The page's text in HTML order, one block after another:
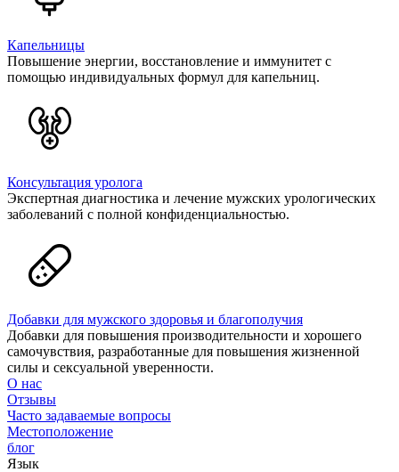
Капельницы
Повышение энергии, восстановление и иммунитет с
помощью индивидуальных формул для капельниц.
Консультация уролога
Экспертная диагностика и лечение мужских урологических
заболеваний с полной конфиденциальностью.
Добавки для мужского здоровья и благополучия
Добавки для повышения производительности и хорошего
самочувствия, разработанные для повышения жизненной
силы и сексуальной уверенности.
О нас
Отзывы
Часто задаваемые вопросы
Местоположение
блог
Язык